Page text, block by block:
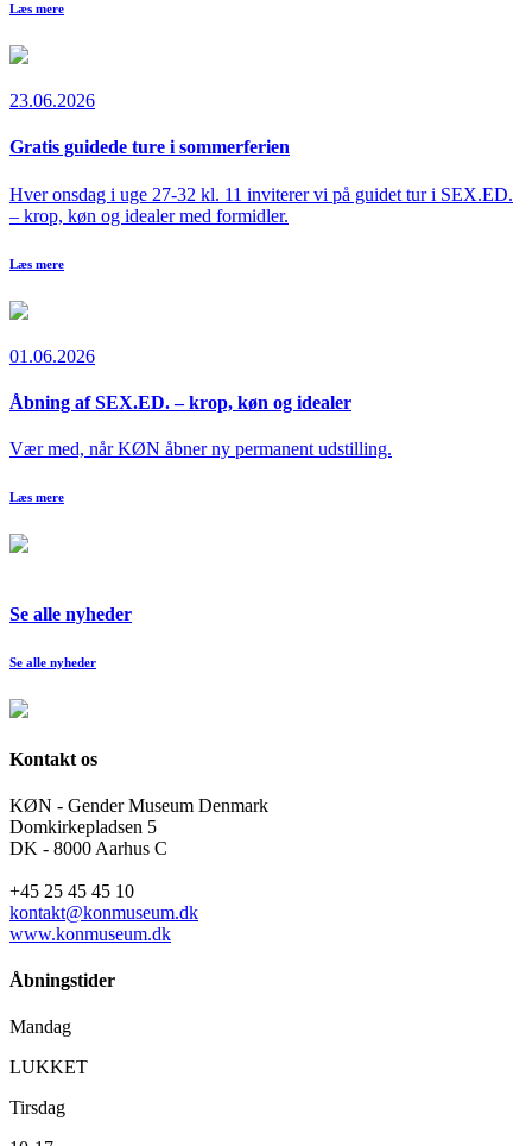
Læs mere
23.06.2026
Gratis guidede ture i sommerferien
Hver onsdag i uge 27-32 kl. 11 inviterer vi på guidet tur i SEX.ED.
– krop, køn og idealer med formidler.
Læs mere
01.06.2026
Åbning af SEX.ED. – krop, køn og idealer
Vær med, når KØN åbner ny permanent udstilling.
Læs mere
Se alle nyheder
Se alle nyheder
Kontakt os
KØN - Gender Museum Denmark
Domkirkepladsen 5
DK - 8000 Aarhus C
+45 25 45 45 10
kontakt@konmuseum.dk
www.konmuseum.dk
Åbningstider
Mandag
LUKKET
Tirsdag